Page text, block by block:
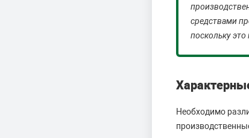
средствами
поскольку
Необходимо